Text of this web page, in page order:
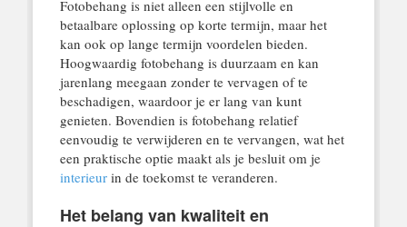
Fotobehang is niet alleen een stijlvolle en
betaalbare oplossing op korte termijn, maar het
kan ook op lange termijn voordelen bieden.
Hoogwaardig fotobehang is duurzaam en kan
jarenlang meegaan zonder te vervagen of te
beschadigen, waardoor je er lang van kunt
genieten. Bovendien is fotobehang relatief
eenvoudig te verwijderen en te vervangen, wat het
een praktische optie maakt als je besluit om je
interieurin de toekomst te veranderen.
Het belang van kwaliteit en